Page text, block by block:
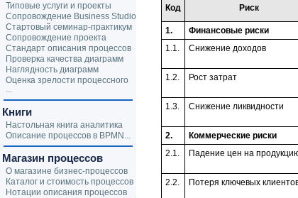
Код Риск
1.
Финансовые риски
1.1.
Снижение доходов
1.2. Рост затрат
1.3. Снижение ликвидности
2.
Коммерческие риски
2.1.
Падение цен на
2.2. Потеря ключевых
Типовые услуги и проекты
Сопровождение Business Studio
Стартовый семинар-практикум
Сопровождение проекта
Стандарт описания процессов
Проверка качества диаграмм
Наглядность диаграмм
Оценка зрелости процессного
...
Книги
Настольная книга аналитика
Описание процессов в BPMN...
Магазин процессов
О магазине бизнес-процессов
Каталог и стоимость процессов
Нотации описания процессов